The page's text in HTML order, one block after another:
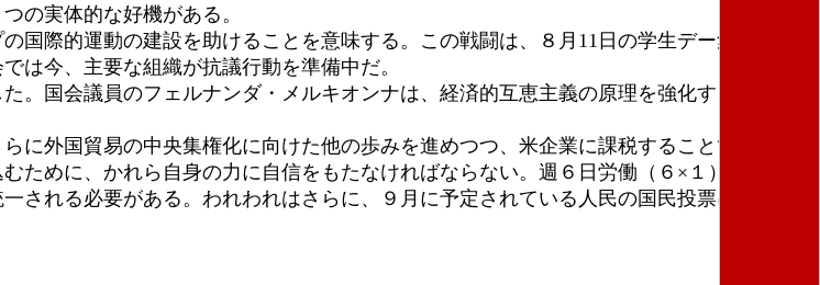
の実体的な好機がある。
際的運動の建設を助けることを意味する。この戦闘は、８月11日の学生デー集会のよ
は今、主要な組織が抗議行動を準備中だ。
国会議員のフェルナンダ・メルキオンナは、経済的互恵主義の原理を強化するひとつ
外国貿易の中央集権化に向けた他の歩みを進めつつ、米企業に課税することで帝国主
めに、かれら自身の力に自信をもたなければならない。週６日労働（６×１）を終わら
れる必要がある。われわれはさらに、９月に予定されている人民の国民投票にも参加